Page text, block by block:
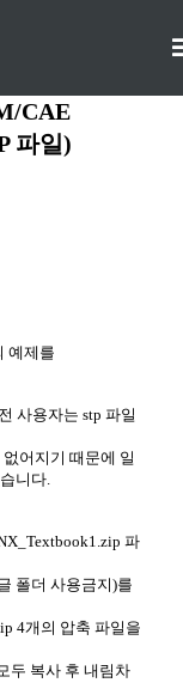
CAE
파일)
예제를
사용자는 stp 파일
어지기 때문에 일
니다.
파
폴더 사용금지)를
4개의 압축 파일을
두 복사 후 내림차